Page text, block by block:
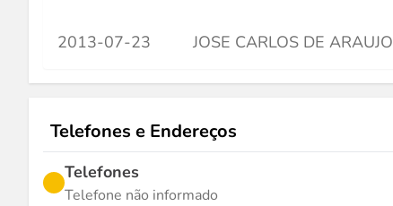
2013-07-23 JOSE CARLOS DE ARAUJO
Telefones e Endereços
Telefones
Telefone não informado